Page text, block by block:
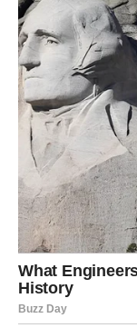
nada imali smisla.
postaje mnogo
Posebno se
najljepše vijesti,
život konačno
da osjeti kako
ono što je srcu
Ponekad odgovor
shvatimo da je